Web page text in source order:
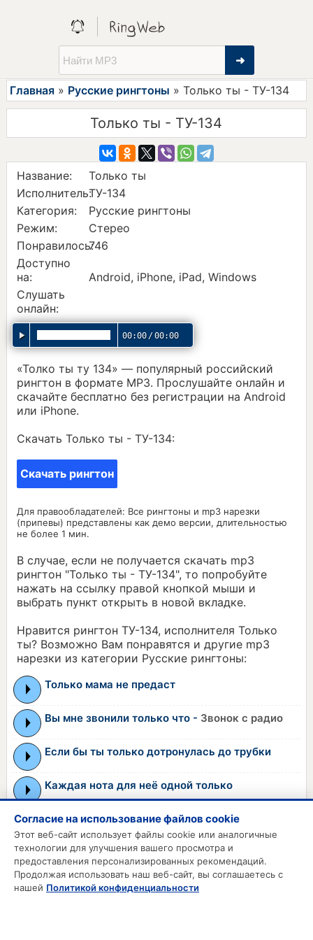
➜
Главная » Русские рингтоны » Только ты - ТУ-134
Только ты - ТУ-134
Название:
Только ты
Исполнитель:ТУ-134
Категория:
Русские рингтоны
Режим:
Стерео
Понравилось:746
Доступно
на:
Android, iPhone, iPad, Windows
Слушать
онлайн:
00:00/00:00
«Толко ты ту 134» — популярный российский
рингтон в формате MP3. Прослушайте онлайн и
скачайте бесплатно без регистрации на Android
или iPhone.
Скачать Только ты - ТУ-134:
Скачать рингтон
Для правообладателей: Все рингтоны и mp3 нарезки
(припевы) представлены как демо версии, длительностью
не более 1 мин.
В случае, если не получается скачать mp3
рингтон "Только ты - ТУ-134", то попробуйте
нажать на ссылку правой кнопкой мыши и
выбрать пункт открыть в новой вкладке.
Нравится рингтон ТУ-134, исполнителя Только
ты? Возможно Вам понравятся и другие mp3
нарезки из категории Русские рингтоны:
Только мама не предаст
Вы мне звонили только что - Звонок с радио
Если бы ты только дотронулась до трубки
Каждая нота для неё одной только
Удивлен, что на мне только трусики -
Эротический прикол
MP3 РИНГТОНЫ
Согласие на использование файлов cookie
Этот веб-сайт использует файлы cookie или аналогичные
технологии для улучшения вашего просмотра и
предоставления персонализированных рекомендаций.
Продолжая использовать наш веб-сайт, вы соглашаетесь с
нашей Политикой конфиденциальности